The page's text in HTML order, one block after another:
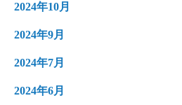
2024年10月
2024年9月
2024年7月
2024年6月